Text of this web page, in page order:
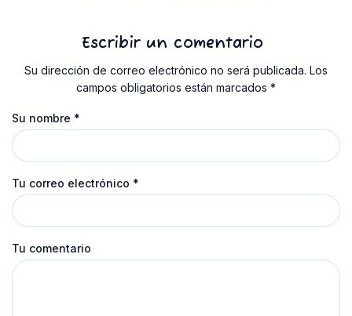
Escribir un comentario
Su dirección de correo electrónico no será publicada. Los
campos obligatorios están marcados *
Su nombre *
Tu correo electrónico *
Tu comentario